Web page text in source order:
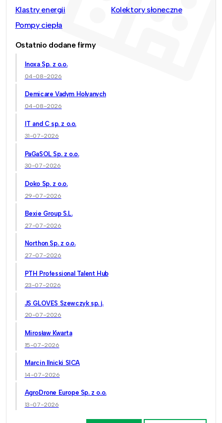
Klastry energii
Kolektory słoneczne
Pompy ciepła
Ostatnio dodane firmy
Inoxa Sp. z o.o.
04-08-2026
Demicare Vadym Holyanych
04-08-2026
IT and C sp. z o.o.
31-07-2026
PaGaSOL Sp. z o.o.
30-07-2026
Doko Sp. z o.o.
29-07-2026
Bexie Group S.L.
27-07-2026
Northon Sp. z o.o.
27-07-2026
PTH Professional Talent Hub
23-07-2026
JS GLOVES Szewczyk sp. j.
20-07-2026
Mirosław Kwarta
15-07-2026
Marcin Ilnicki SICA
14-07-2026
AgroDrone Europe Sp. z o.o.
13-07-2026